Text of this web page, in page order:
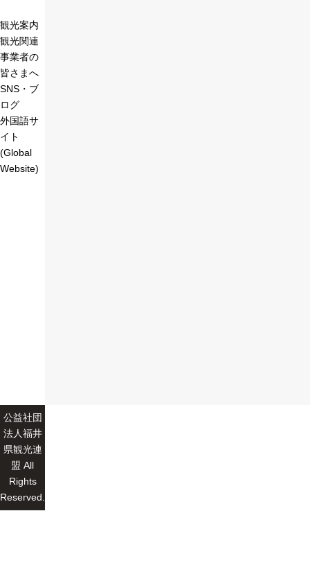
観光案内
観光関連
事業者の
皆さまへ
SNS・ブ
ログ
外国語サ
イト
(Global
Website)
公益社団
法人福井
県観光連
盟 All
Rights
Reserved.